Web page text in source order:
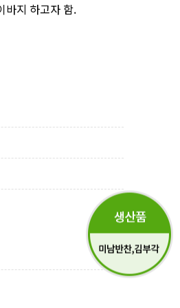
바지 하고자 함.